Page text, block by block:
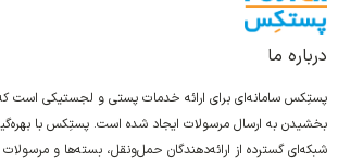
درباره ما
پستِکس سامانه‌ای برای ارائه خدمات پستی و لجستیکی
بخشیدن به ارسال مرسولات ایجاد شده است. پستِکس با
شبکه‌ای گسترده از ارائه‌دهندگان حمل‌ونقل، بسته‌ها و